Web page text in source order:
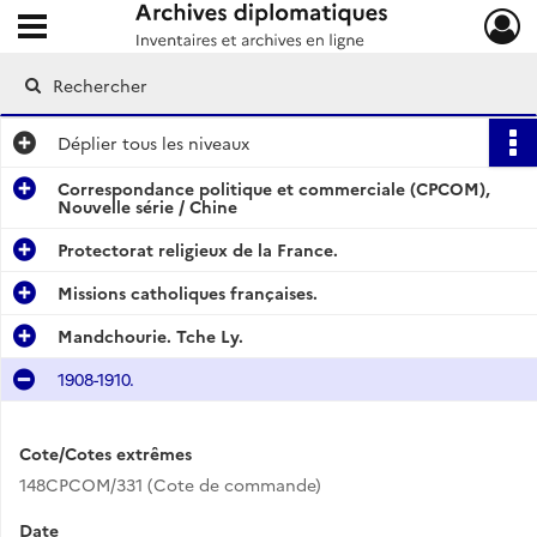
Archives diplomatiques
Ouvrir le menu déroulant
Déplier tous les niveaux
Correspondance politique et commerciale (CPCOM),
Nouvelle série / Chine
Protectorat religieux de la France.
Missions catholiques françaises.
Mandchourie. Tche Ly.
1908-1910.
Cote/Cotes extrêmes
148CPCOM/331 (Cote de commande)
Date